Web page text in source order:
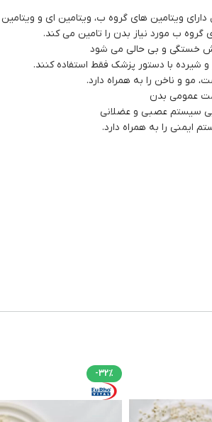
ویتامین های گروه ب، ویتامین ای و
گروه ب مورد نیاز بدن را تامین می کند.
خستگی و بی حالی می شود
و شیرده با دستور پزشک فقط استفاده کنند.
مو و ناخن را به همراه دارد.
عمومی بدن
سیستم عصبی و عضلانی
ایمنی را به همراه دارد.
-32%